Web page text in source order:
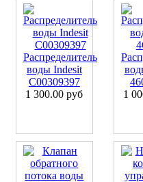
Распределитель
воды Indesit
C00309397
1 300.00 руб
1